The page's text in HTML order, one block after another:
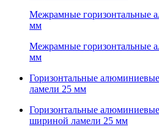
Межрамные горизонтальные
мм
Межрамные горизонтальные
мм
Горизонтальные
ламели 25 мм
Горизонтальные
шириной ламели 25 мм